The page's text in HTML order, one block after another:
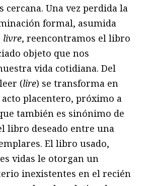
cercana. Una vez perdida la
formal, asumida
livre, reencontramos el libro
objeto que nos
vida cotidiana. Del
(lire) se transforma en
acto placentero, próximo a
también es sinónimo de
libro deseado entre una
El libro usado,
vidas le otorgan un
inexistentes en el recién